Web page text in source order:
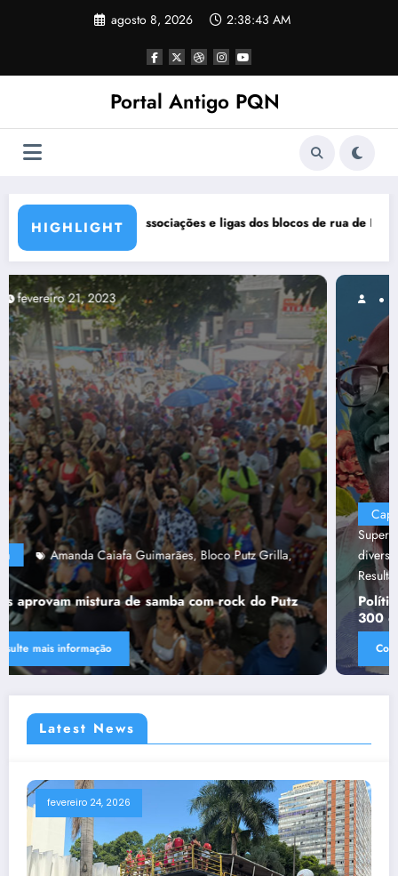
agosto 8, 2026 2:38:44 AM
Portal Antigo PQN
HIGHLIGHT
de rua de BH se manifestam em nota de repúdioRocknights lança a primeira
Capa
“Tendências para Docência no Ensino
Superior”,Ânima Educaçã,Ânima Plurais , capa,Política de
diversidade da Una e do UniBH,Rede Comunicação de
Resultado
Tânia Chaves
Política de diversidade da Una e do UniBH envolve
300 docentes e coladores negros
Consulte mais informação
março 5, 2021
Latest News
fevereiro 24, 2026